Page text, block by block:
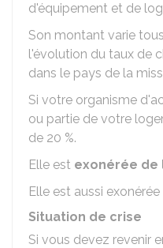
d'équipement et de
Son montant varie
l'évolution du taux de
dans le pays de la
Si votre organisme
ou partie de votre
de 20 %.
Elle est exonérée de
Elle est aussi
Situation de crise
Si vous devez revenir